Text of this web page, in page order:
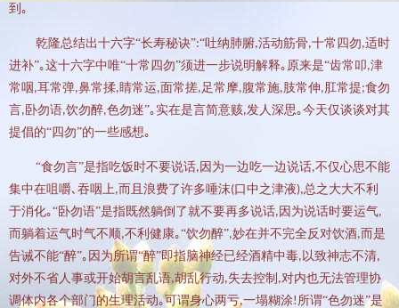
到｡
乾隆总结出十六字“长寿秘诀”:“吐纳肺腑,活动筋骨,十常四勿,适时
进补”｡这十六字中唯“十常四勿”须进一步说明解释｡原来是“齿常叩 ,津
常咽 ,耳常弹,鼻常揉,睛常运,面常搓, 足常摩, 腹常施, 肢常伸, 肛常提;食勿
言, 卧勿语,饮勿醉,色勿迷”｡实在是言简意赅,发人深思｡今天仅谈谈对其
提倡的“四勿”的一些感想｡
“食勿言”是指吃饭时不要说话, 因为一边吃一边说话,不仅心思不能
集中在咀嚼､吞咽上 ,而且浪费了许多唾沫( 口中之津液),总之大大不利
于消化｡“卧勿语”是指既然躺倒了就不要再多说话, 因为说话时要运气,
而躺着运气时气不顺,不利健康｡“饮勿醉”,妙在并不完全反对饮酒,而是
告诫不能“醉”｡因为所谓“醉”即指脑神经已经酒精中毒, 以致神志不清,
对外不省人事或开始胡言乱语,胡乱行动,失去控制 ,对内也无法管理协
调体内各个部门的生理活动｡可谓身心两亏,一塌糊涂! 所谓“色勿迷”是